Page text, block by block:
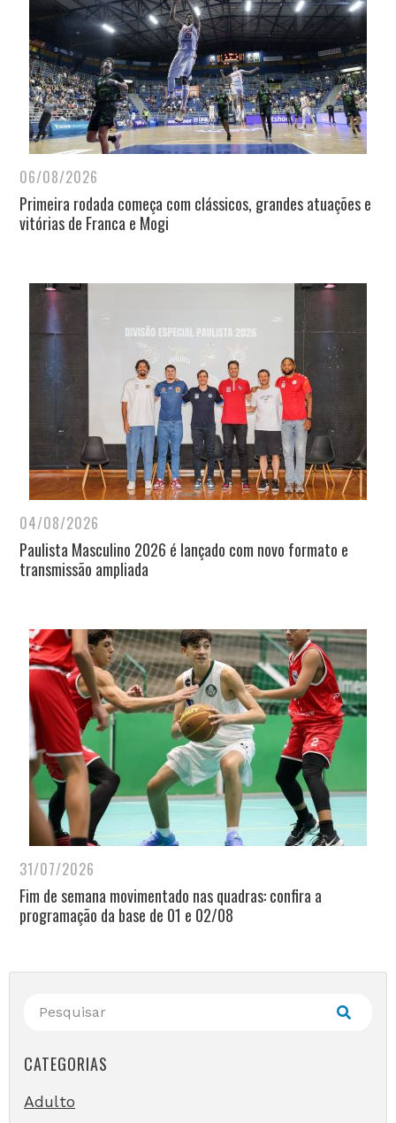
06/08/2026
Primeira rodada começa com clássicos, grandes atuações e
vitórias de Franca e Mogi
04/08/2026
Paulista Masculino 2026 é lançado com novo formato e
transmissão ampliada
31/07/2026
Fim de semana movimentado nas quadras: confira a
programação da base de 01 e 02/08
CATEGORIAS
Adulto